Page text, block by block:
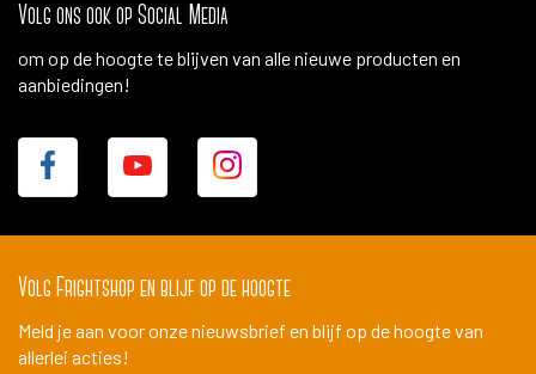
Volg ons ook op Social Media
om op de hoogte te blijven van alle nieuwe producten en
aanbiedingen!
Volg Frightshop en blijf op de hoogte
Meld je aan voor onze nieuwsbrief en blijf op de hoogte van
allerlei acties!